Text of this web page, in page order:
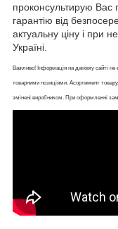
проконсультирую
гарантію від
актуальну ціну і при
Україні.
Важливо! Інформація на даному сайті
товарними позиціями. Асортимент
змінені виробником. При оформленні